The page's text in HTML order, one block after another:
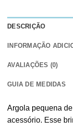
DESCRIÇÃO
INFORMAÇÃO
AVALIAÇÕES (0)
GUIA DE MEDIDAS
Argola pequena
acessório. Esse